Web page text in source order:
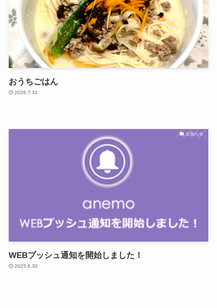
おうちごはん
2026.7.31
お知らせ
WEBプッシュ通知を開始しました！
2025.6.30